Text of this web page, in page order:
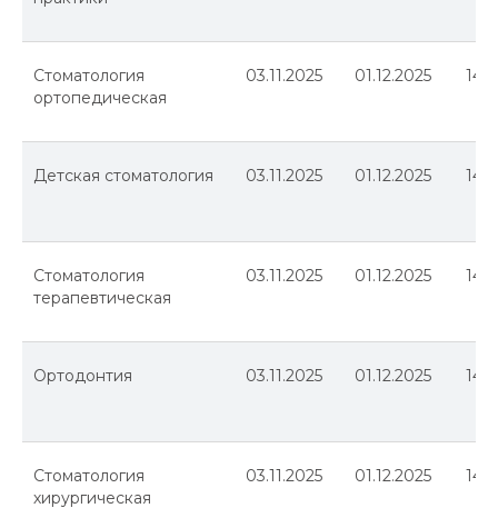
Стоматология
ортопедическая
03.11.2025 01.12.2025 144
Детская стоматология 03.11.2025 01.12.2025 144
Стоматология
терапевтическая
03.11.2025 01.12.2025 144
Ортодонтия 03.11.2025 01.12.2025 144
Стоматология
хирургическая
03.11.2025 01.12.2025 144
Кадаверный центр
образование
Лингвистический центр
Цифровая стоматология